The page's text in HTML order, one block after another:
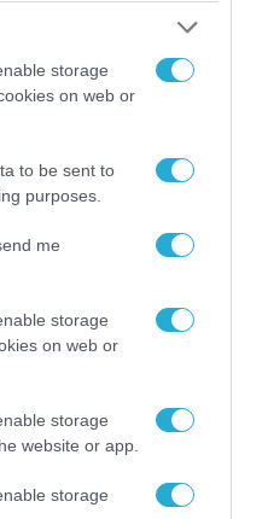
storage
on web or
to be sent to
purposes.
me
storage
on web or
storage
website or app.
storage
του OPEN